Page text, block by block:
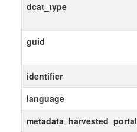
dcat_type
guid
identifier
language
metadata_harvested_portal